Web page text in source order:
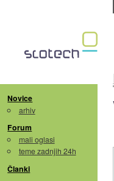
Novice
arhiv
Forum
mali oglasi
teme zadnjih 24h
Članki